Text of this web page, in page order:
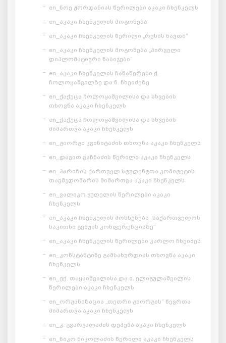
en_ნოე ჟორდანიას წერილები აკაკი ჩხენკელს
en_აკაკი ჩხენკელის მოგონება
en_აკაკი ჩხენკელის წერილი „რუსის ნავთი“
en_აკაკი ჩხენკელის მოგონება „პირველი
დიპლომატიური ნაბიჯები“
en_აკაკი ჩხენკელის ჩანაწერები ქ.
ჩოლოყაშვილზე და ნ. ჩხეიძეზე
en_ქაქუცა ჩოლოყაშვილისა და სხვების
თხოვნა აკაკი ჩხენკელს
en_ქაქუცა ჩოლოყაშვილისა და სხვების
მიმართვა აკაკი ჩხენკელს
en_გიორგი კვინიტაძის თხოვნა აკაკი ჩხენკელს
en_დავით ვაჩნაძის წერილი აკაკი ჩხენკელს
en_პარიზის ქართველ სტუდენტთა კომიტეტის
თავმჯდომარის მიმართვა აკაკი ჩხენკელს
en_ვალიკო ჯუღელის წერილები აკაკი
ჩხენკელს
en_აკაკი ჩხენკელის მოხსენება „საქართველოს
საკითხი გენუის კონფერენციაზე“
en_აკაკი ჩხენკელის წერილები კარლო ჩხეიძეს
en_კონსტანტინე გამსახურდიას თხოვნა აკაკი
ჩხენკელს
en_ექ. თაყაიშვილისა და ი. ელიგულაშვილის
წერილები აკაკი ჩხენკელს
en_ორგანიზაცია „თეთრი გიორგის“ წევრთა
მიმართვა აკაკი ჩხენკელს
en_კ. გვარჯალაძის დეპეშა აკაკი ჩხენკელს
en_ნიკო ნიკოლაძის წერილი აკაკი ჩხენკელს